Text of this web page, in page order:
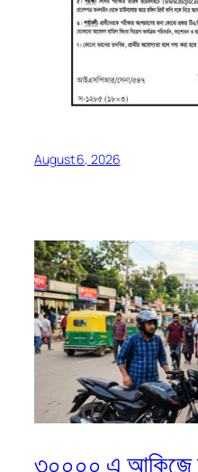
August 6, 2026
৩০০০০ এ আকিজে